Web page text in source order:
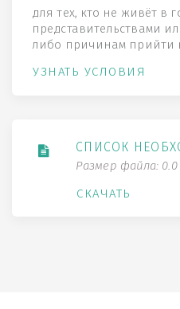
для тех, кто не живёт в
представительствами
либо причинам прийти
УЗНАТЬ УСЛОВИЯ
СПИСОК
Размер файла: 0.0
СКАЧАТЬ